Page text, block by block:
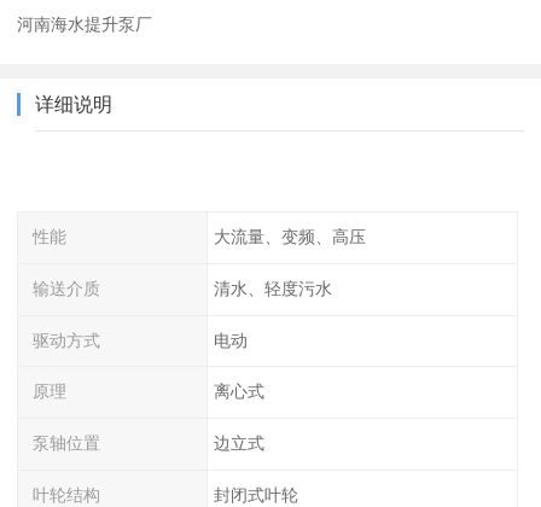
河南海水提升泵厂
详细说明
性能 大流量、变频、高压
输送介质 清水、轻度污水
驱动方式 电动
原理 离心式
泵轴位置 边立式
叶轮结构 封闭式叶轮